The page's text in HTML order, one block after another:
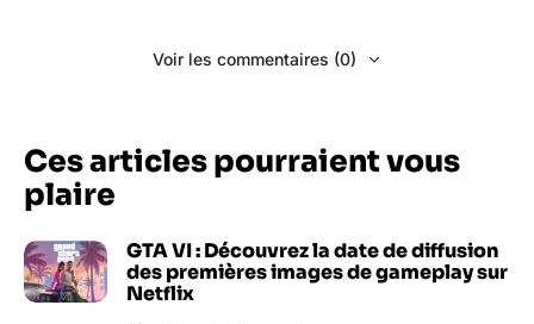
Voir les commentaires (0)
Ces articles pourraient vous
plaire
GTA VI : Découvrez la date de diffusion
des premières images de gameplay sur
Netflix